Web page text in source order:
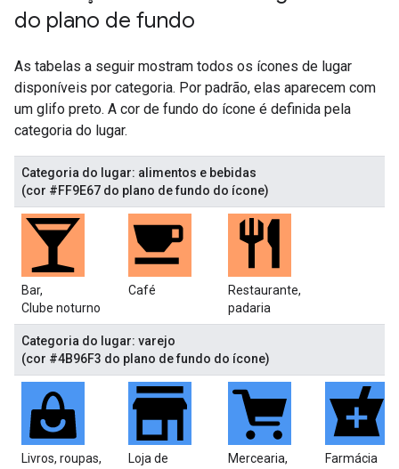
do plano de fundo
As tabelas a seguir mostram todos os ícones de lugar
disponíveis por categoria. Por padrão, elas aparecem com
um glifo preto. A cor de fundo do ícone é definida pela
categoria do lugar.
Categoria do lugar: alimentos e bebidas
(cor #FF9E67 do plano de fundo do ícone)
Bar,
Clube noturno
Café
Restaurante,
padaria
Categoria do lugar: varejo
(cor #4B96F3 do plano de fundo do ícone)
Livros, roupas, Loja de Mercearia, Farmácia